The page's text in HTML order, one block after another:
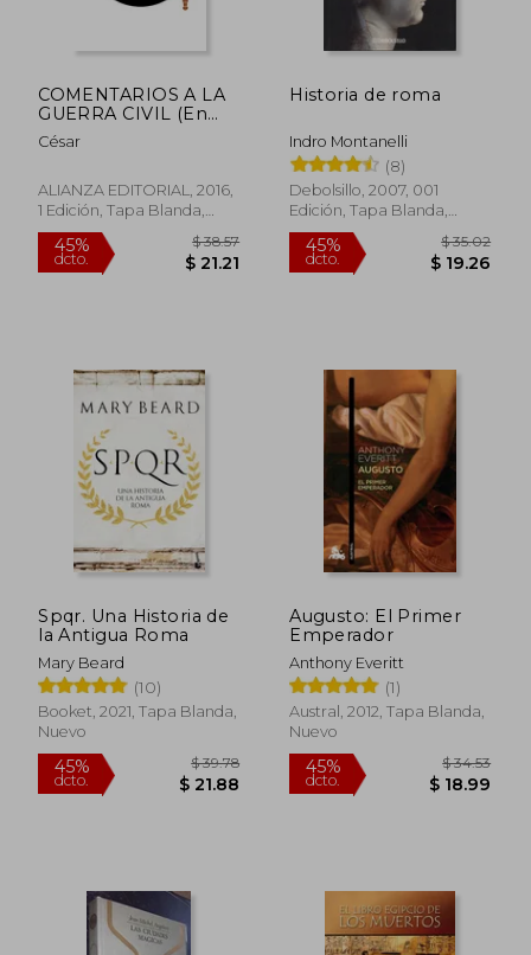
COMENTARIOS A LA
GUERRA CIVIL (En
papel)
César
ALIANZA EDITORIAL, 2016,
1 Edición, Tapa Blanda,
Nuevo
45%
dcto.
Historia de roma
Indro Montanelli
(8)
Debolsillo, 2007, 001
Edición, Tapa Blanda,
Nuevo
45%
dcto.
Spqr. Una Historia de
la Antigua Roma
Mary Beard
(10)
Booket, 2021, Tapa Blanda,
Nuevo
Augusto: El Primer
Emperador
Anthony Everitt
(1)
Austral, 2012, Tapa Blanda,
Nuevo